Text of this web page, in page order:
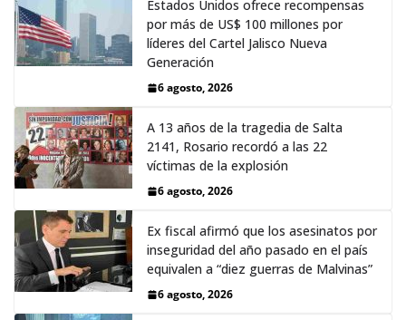
Estados Unidos ofrece recompensas
por más de US$ 100 millones por
líderes del Cartel Jalisco Nueva
Generación
6 agosto, 2026
A 13 años de la tragedia de Salta
2141, Rosario recordó a las 22
víctimas de la explosión
6 agosto, 2026
Ex fiscal afirmó que los asesinatos por
inseguridad del año pasado en el país
equivalen a “diez guerras de Malvinas”
6 agosto, 2026